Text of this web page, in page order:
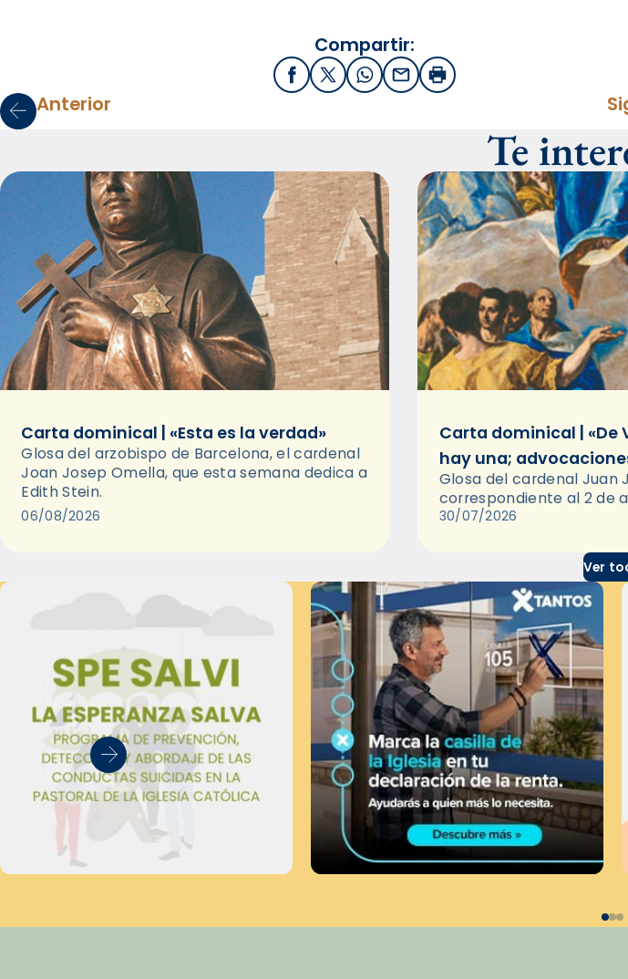
Compartir:
FacebookX / Twitter
WhatsApp
EmailImprimir
Anterior
Te
Carta dominical | «Esta es la verdad»
Glosa del arzobispo de Barcelona, el cardenal
Joan Josep Omella, que esta semana dedica a
Edith Stein.
06/08/2026
Carta dominical | «De
hay una;
Glosa del cardenal Juan
correspondiente al 2 de
30/07/2026
Ver